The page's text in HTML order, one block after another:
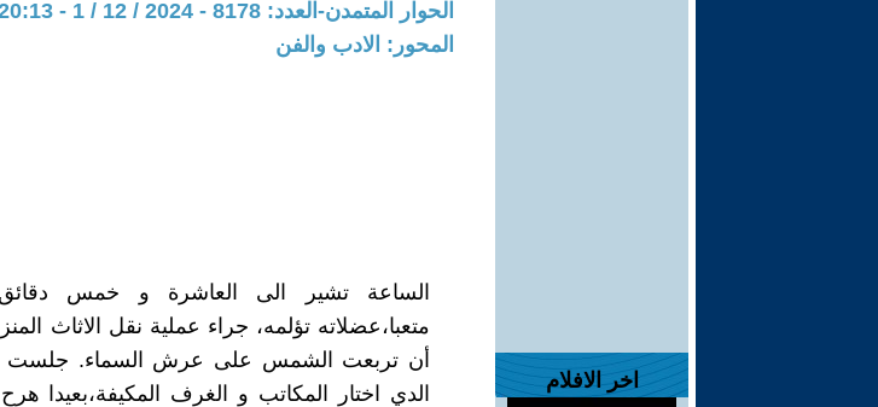
اخر الافلام
الحوار المتمدن-العدد: 8178 - 2024 / 12 / 1 - 20:13
المحور: الادب والفن
الساعة تشير الى العاشرة و خمس
متعبا،عضلاته تؤلمه، جراء عملية نقل الاثاث
أن تربعت الشمس على عرش السماء. جلست
الدي اختار المكاتب و الغرف المكيفة،بعيدا